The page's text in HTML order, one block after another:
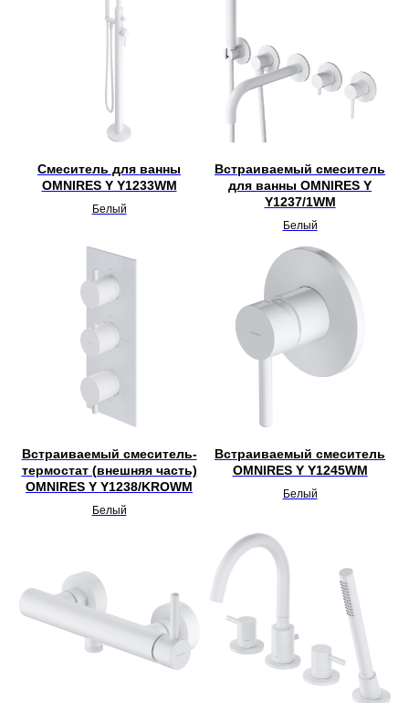
Смеситель для ванны
OMNIRES Y Y1233WM
Белый
Встраиваемый смеситель
для ванны OMNIRES Y
Y1237/1WM
Белый
Встраиваемый смеситель-
термостат (внешняя часть)
OMNIRES Y Y1238/KROWM
Белый
Встраиваемый смеситель
OMNIRES Y Y1245WM
Белый